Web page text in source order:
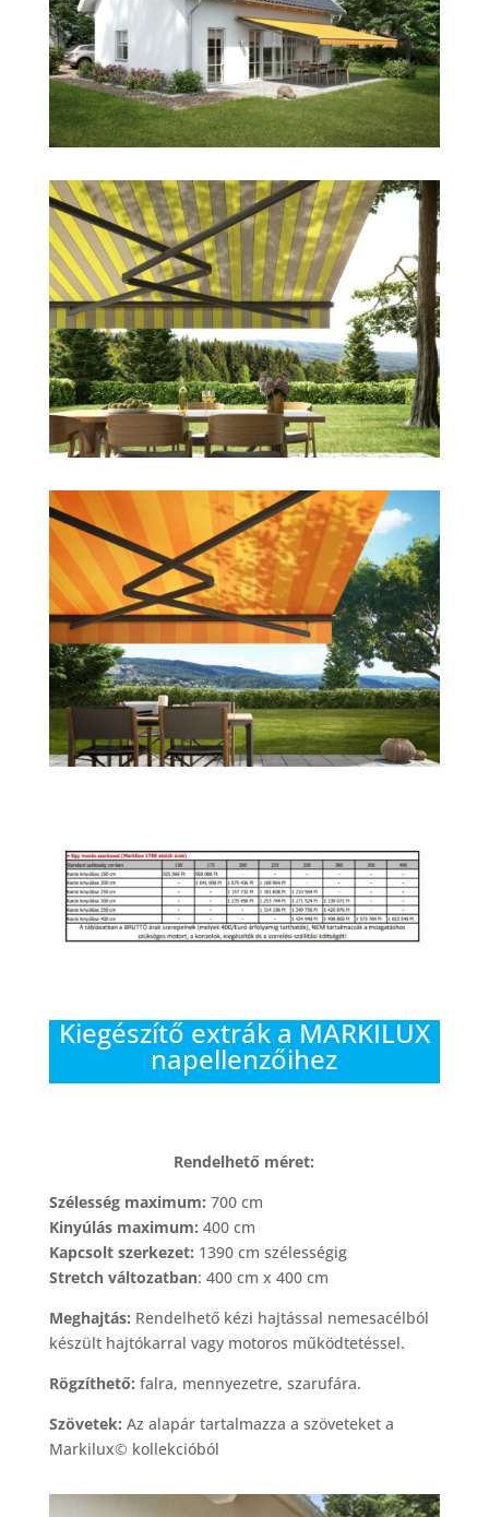
Kiegészítő extrák a MARKILUX
napellenzőihez
Rendelhető méret:
Szélesség maximum: 700 cm
Kinyúlás maximum: 400 cm
Kapcsolt szerkezet: 1390 cm szélességig
Stretch változatban: 400 cm x 400 cm
Meghajtás: Rendelhető kézi hajtással nemesacélból
készült hajtókarral vagy motoros működtetéssel.
Rögzíthető: falra, mennyezetre, szarufára.
Szövetek: Az alapár tartalmazza a szöveteket a
Markilux© kollekcióból